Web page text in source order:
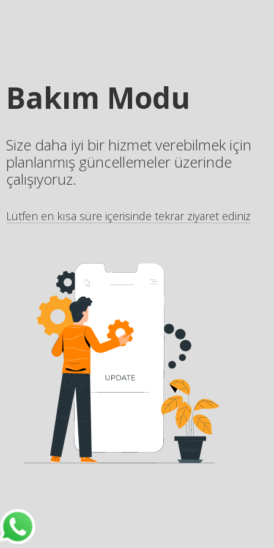
Bakım Modu
Size daha iyi bir hizmet verebilmek için
planlanmış güncellemeler üzerinde
çalışıyoruz.
Lütfen en kısa süre içerisinde tekrar ziyaret ediniz